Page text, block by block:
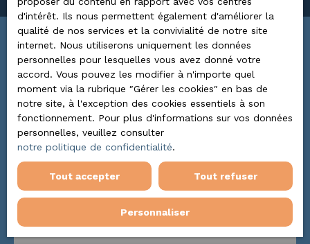
Pertinence
Trier par
ALERTE MAIL
A voir absolument
d'intérêt. Ils nous permettent également d'améliorer la
qualité de nos services et la convivialité de notre site
internet. Nous utiliserons uniquement les données
personnelles pour lesquelles vous avez donné votre
accord. Vous pouvez les modifier à n'importe quel
moment via la rubrique ″Gérer les cookies″ en bas de
notre site, à l'exception des cookies essentiels à son
fonctionnement. Pour plus d'informations sur vos données
personnelles, veuillez consulter
notre politique de confidentialité.
Tout accepter Tout refuser
Personnaliser